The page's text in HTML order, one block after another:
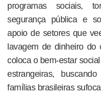
programas sociais,
segurança pública e
apoio de setores que
lavagem de dinheiro do
coloca o bem-estar
estrangeiras,
famílias brasileiras